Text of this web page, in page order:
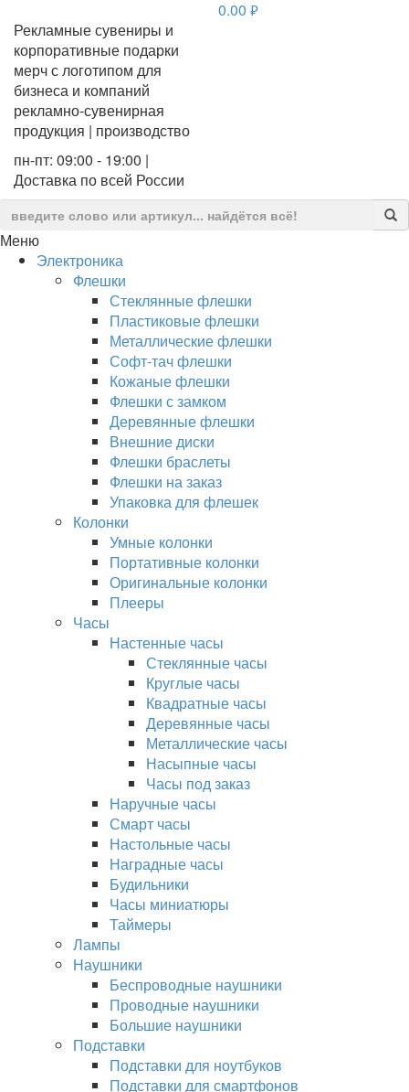
Рекламные сувениры и
корпоративные подарки
мерч с логотипом для
бизнеса и компаний
рекламно-сувенирная
продукция | производство
пн-пт: 09:00 - 19:00 |
Доставка по всей России
0.00 руб.
Меню
Электроника
Флешки
Стеклянные флешки
Пластиковые флешки
Металлические флешки
Софт-тач флешки
Кожаные флешки
Флешки с замком
Деревянные флешки
Внешние диски
Флешки браслеты
Флешки на заказ
Упаковка для флешек
Колонки
Умные колонки
Портативные колонки
Оригинальные колонки
Плееры
Часы
Настенные часы
Стеклянные часы
Круглые часы
Квадратные часы
Деревянные часы
Металлические часы
Насыпные часы
Часы под заказ
Наручные часы
Смарт часы
Настольные часы
Наградные часы
Будильники
Часы миниатюры
Таймеры
Лампы
Наушники
Беспроводные наушники
Проводные наушники
Большие наушники
Подставки
Подставки для ноутбуков
Подставки для смартфонов